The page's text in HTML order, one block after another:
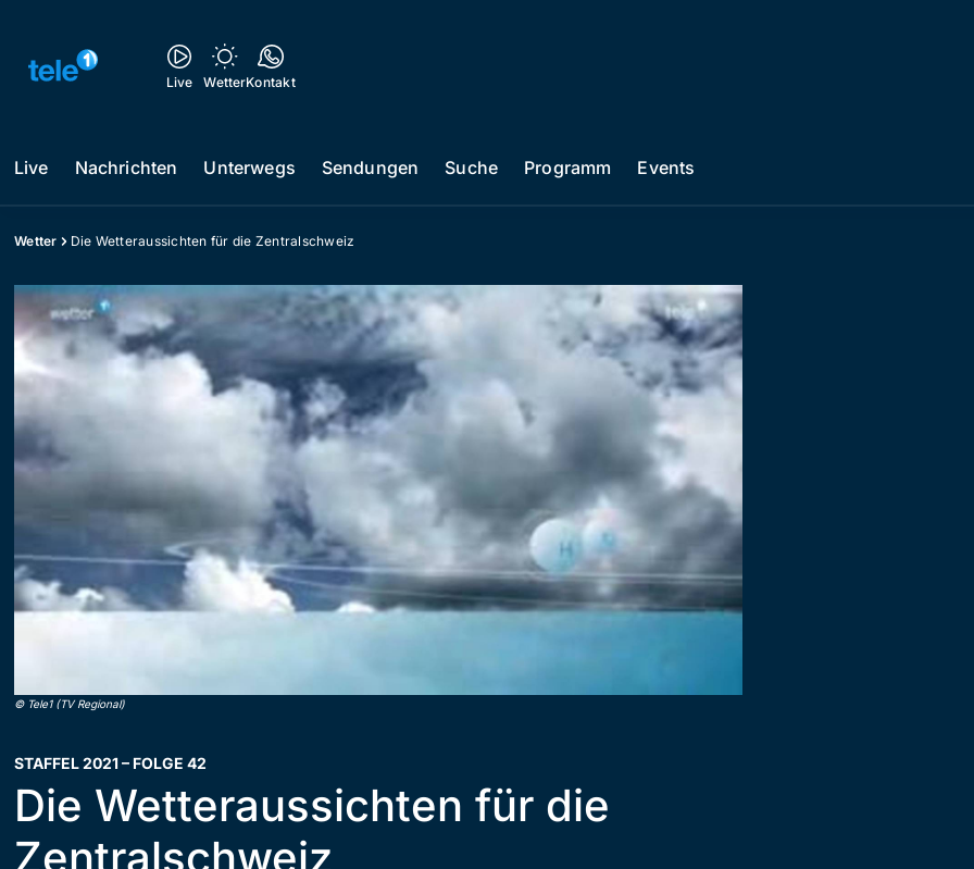
Live WetterKontakt
Live Nachrichten Unterwegs Sendungen Suche Programm Events
Wetter Die Wetteraussichten für die Zentralschweiz
© Tele1 (TV Regional)
STAFFEL 2021 – FOLGE 42
Die Wetteraussichten für die
Zentralschweiz